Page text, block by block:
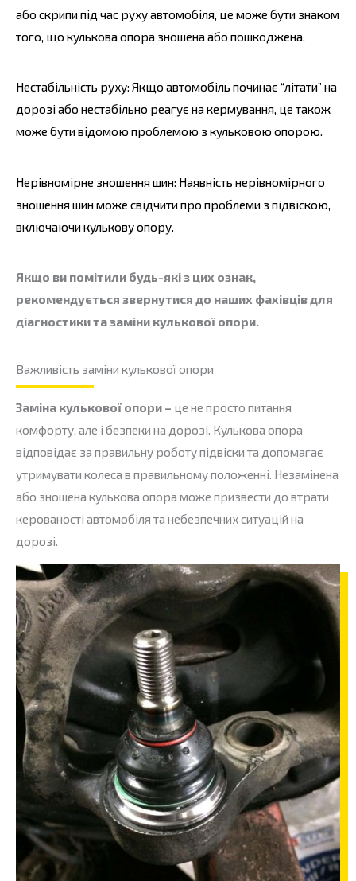
або скрипи під час руху автомобіля, це може бути знаком
того, що кулькова опора зношена або пошкоджена.
Нестабільність руху: Якщо автомобіль починає “літати” на
дорозі або нестабільно реагує на кермування, це також
може бути відомою проблемою з кульковою опорою.
Нерівномірне зношення шин: Наявність нерівномірного
зношення шин може свідчити про проблеми з підвіскою,
включаючи кулькову опору.
Якщо ви помітили будь-які з цих ознак,
рекомендується звернутися до наших фахівців для
діагностики та заміни кулькової опори.
Важливість заміни кулькової опори
Заміна кулькової опори – це не просто питання
комфорту, але і безпеки на дорозі. Кулькова опора
відповідає за правильну роботу підвіски та допомагає
утримувати колеса в правильному положенні. Незамінена
або зношена кулькова опора може призвести до втрати
керованості автомобіля та небезпечних ситуацій на
дорозі.